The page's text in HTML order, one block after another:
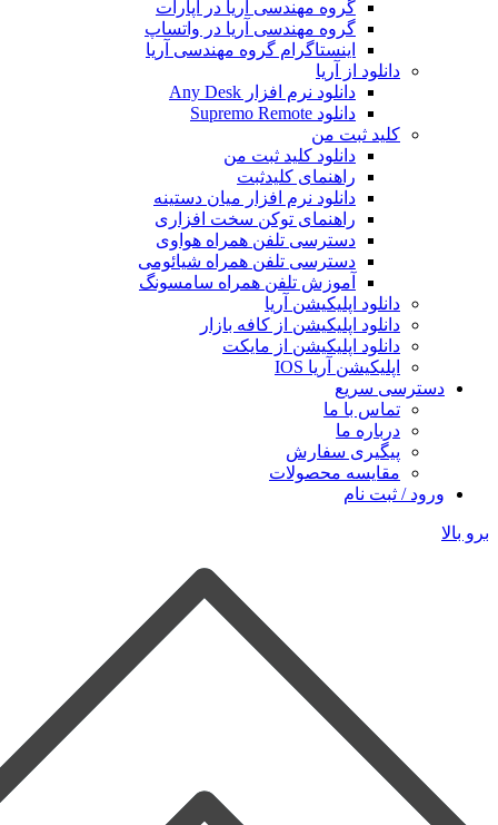
گروه مهندسی آریا در آپارات
گروه مهندسی آریا در واتساپ
اینستاگرام گروه مهندسی آریا
دانلود از آریا
دانلود نرم افزار Any Desk
دانلود Supremo Remote
کلید ثبت من
دانلود کلید ثبت من
راهنمای کلیدثبت
دانلود نرم افزار میان دستینه
راهنمای توکن سخت افزاری
دسترسی تلفن همراه هواوی
دسترسی تلفن همراه شیائومی
آموزش تلفن همراه سامسونگ
دانلود اپلیکیشن آریا
دانلود اپلیکیشن از کافه بازار
دانلود اپلیکیشن از مایکت
اپلیکیشن آریا IOS
دسترسی سریع
تماس با ما
درباره ما
پیگیری سفارش
مقایسه محصولات
ورود / ثبت نام
برو بالا